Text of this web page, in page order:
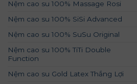
Nệm cao su 100% Massage Rosi
Nệm cao su 100% SiSi Advanced
Nệm cao su 100% SuSu Original
Nệm cao su 100% TiTi Double
Function
Nệm cao su Gold Latex Thắng Lợi